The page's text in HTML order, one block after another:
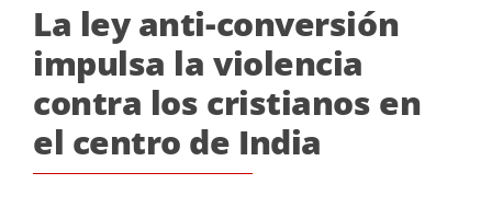
La ley anti-conversión
impulsa la violencia
contra los cristianos en
el centro de India